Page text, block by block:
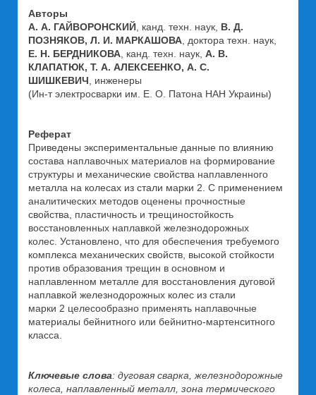
Авторы
А. А. ГАЙВОРОНСКИЙ , канд. техн. наук, В. Д.
ПОЗНЯКОВ, Л. И. МАРКАШОВА , доктора техн. наук,
Е. Н. БЕРДНИКОВА , канд. техн. наук, А. В.
КЛАПАТЮК, Т. А. АЛЕКСЕЕНКО, А. С.
ШИШКЕВИЧ , инженеры
(Ин-т электросварки им. Е. О. Патона НАН Украины)
Реферат
Приведены экспериментальные данные по влиянию
состава наплавочных материалов на формирование
структуры и механические свойства наплавленного
металла на колесах из стали марки 2. С применением
аналитических методов оценены прочностные
свойства, пластичность и трещиностойкость
восстановленных наплавкой железнодорожных
колес. Установлено, что для обеспечения требуемого
комплекса механических свойств, высокой стойкости
против образования трещин в основном и
наплавленном металле для восстановления дуговой
наплавкой железнодорожных колес из стали
марки 2 целесообразно применять наплавочные
материалы бейнитного или бейнитно-мартенситного
класса.
Ключевые слова: дуговая сварка, железнодорожные
колеса, наплавленный металл, зона термического